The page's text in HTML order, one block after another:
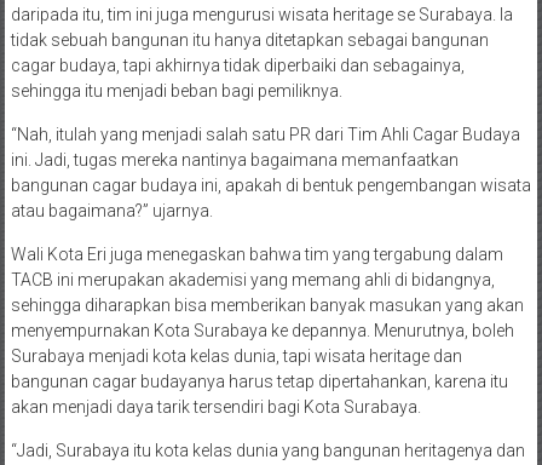
daripada itu, tim ini juga mengurusi wisata heritage se Surabaya. Ia
tidak sebuah bangunan itu hanya ditetapkan sebagai bangunan
cagar budaya, tapi akhirnya tidak diperbaiki dan sebagainya,
sehingga itu menjadi beban bagi pemiliknya.
“Nah, itulah yang menjadi salah satu PR dari Tim Ahli Cagar Budaya
ini. Jadi, tugas mereka nantinya bagaimana memanfaatkan
bangunan cagar budaya ini, apakah di bentuk pengembangan wisata
atau bagaimana?” ujarnya.
Wali Kota Eri juga menegaskan bahwa tim yang tergabung dalam
TACB ini merupakan akademisi yang memang ahli di bidangnya,
sehingga diharapkan bisa memberikan banyak masukan yang akan
menyempurnakan Kota Surabaya ke depannya. Menurutnya, boleh
Surabaya menjadi kota kelas dunia, tapi wisata heritage dan
bangunan cagar budayanya harus tetap dipertahankan, karena itu
akan menjadi daya tarik tersendiri bagi Kota Surabaya.
“Jadi, Surabaya itu kota kelas dunia yang bangunan heritagenya dan